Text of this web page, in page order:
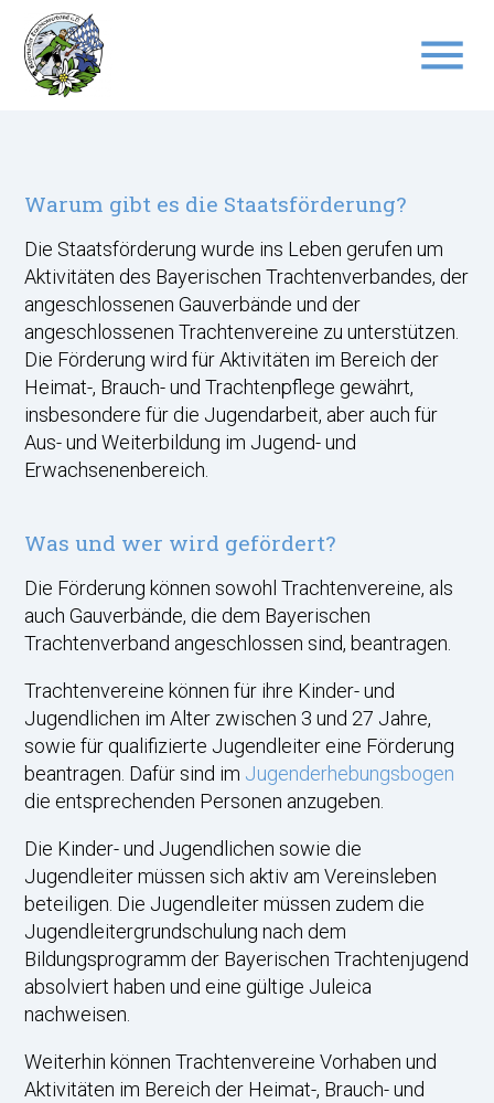
menu
Warum gibt es die Staatsförderung?
Die Staatsförderung wurde ins Leben gerufen um
Aktivitäten des Bayerischen Trachtenverbandes, der
angeschlossenen Gauverbände und der
angeschlossenen Trachtenvereine zu unterstützen.
Die Förderung wird für Aktivitäten im Bereich der
Heimat-, Brauch- und Trachtenpflege gewährt,
insbesondere für die Jugendarbeit, aber auch für
Aus- und Weiterbildung im Jugend- und
Erwachsenenbereich.
Was und wer wird gefördert?
Die Förderung können sowohl Trachtenvereine, als
auch Gauverbände, die dem Bayerischen
Trachtenverband angeschlossen sind, beantragen.
Trachtenvereine können für ihre Kinder- und
Jugendlichen im Alter zwischen 3 und 27 Jahre,
sowie für qualifizierte Jugendleiter eine Förderung
beantragen. Dafür sind im Jugenderhebungsbogen
die entsprechenden Personen anzugeben.
Die Kinder- und Jugendlichen sowie die
Jugendleiter müssen sich aktiv am Vereinsleben
beteiligen. Die Jugendleiter müssen zudem die
Jugendleitergrundschulung nach dem
Bildungsprogramm der Bayerischen Trachtenjugend
absolviert haben und eine gültige Juleica
nachweisen.
Weiterhin können Trachtenvereine Vorhaben und
Aktivitäten im Bereich der Heimat-, Brauch- und